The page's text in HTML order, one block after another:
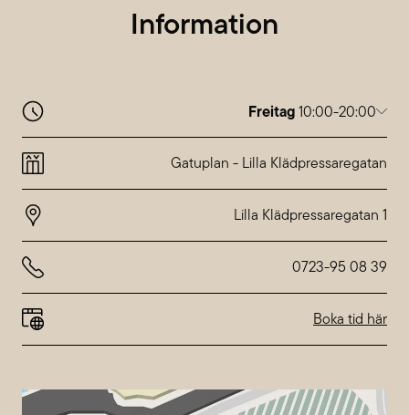
Information
Freitag10:00-20:00
Montag
10:00-20:00
10:00-20:00
10:00-20:00
Abweichende Öffnungszeiten beiNordstan
Gatuplan - Lilla Klädpressaregatan
0723-95 08 39
Boka tid här